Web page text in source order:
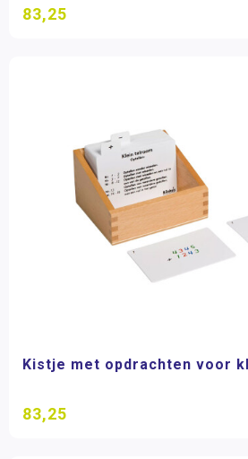
83,25
Kistje met opdrachten voor
83,25